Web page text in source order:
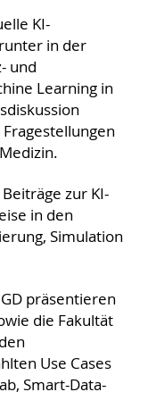
KI-
in der
und
Learning in
zur KI-
in den
Simulation
präsentieren
die Fakultät
Use Cases
Smart-Data-